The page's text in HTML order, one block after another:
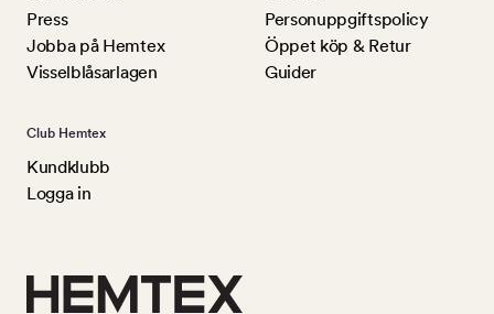
Press
Jobba på Hemtex
Visselblåsarlagen
Personuppgiftspolicy
Öppet köp & Retur
Guider
Club Hemtex
Kundklubb
Logga in